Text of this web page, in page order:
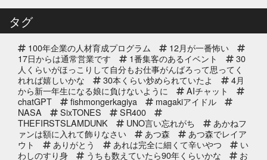
白寿真鯛しゃぶしゃぶ用切り身予約
2025年12月10日 セール終了
ブリしゃぶ用切り身予約受付中
2025年
2025年11月25日 イベント終了
サンタのオジサンがやってくる 〜
心がほっこりをプレゼント〜
タグ
100年企業の人材育成プログラム
12月が一番怖い
17日からは通常営業です
1番集客のあるイベント
30
人くらいがほっこりして自分もお仕事がんばろって思ってく
れれば嬉しいかな
30本くらい炒められていたよ
4月
から新一年生になる娘に負けないように
AIチャット
chatGPT
fishmongerkagiya
magakiアイドル
NASA
SixTONES
SR400
THEFIRSTSLAMDUNK
UNO言い忘れがち
あかねフ
ァンは額に入れて飾りなさい
あつ森
あつ森でレイア
ウト
ありがとう あれは完全に細くて辛いやつ
い
わしのすり身
うちも数えていたら90年くらいかな
お